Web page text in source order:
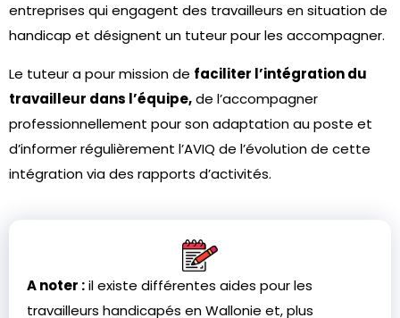
entreprises qui engagent des travailleurs en situation de
handicap et désignent un tuteur pour les accompagner.
Le tuteur a pour mission de faciliter l’intégration du
travailleur dans l’équipe,de l’accompagner
professionnellement pour son adaptation au poste et
d’informer régulièrement l’AVIQ de l’évolution de cette
intégration via des rapports d’activités.
A noter :il existe différentes aides pour les
travailleurs handicapés en Wallonie et, plus